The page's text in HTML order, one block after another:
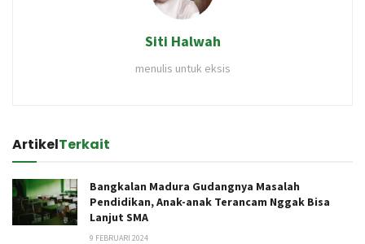
Siti Halwah
menulis untuk eksis
ArtikelTerkait
Bangkalan Madura Gudangnya Masalah
Pendidikan, Anak-anak Terancam Nggak Bisa
Lanjut SMA
9 FEBRUARI 2024